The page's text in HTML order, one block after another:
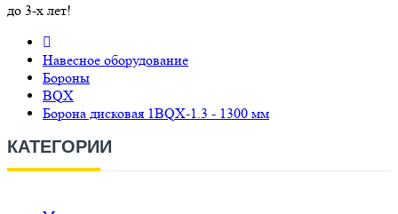
до 3-х лет!
Навесное оборудование
Бороны
BQX
Борона дисковая 1BQX-1.3 - 1300 мм
КАТЕГОРИИ